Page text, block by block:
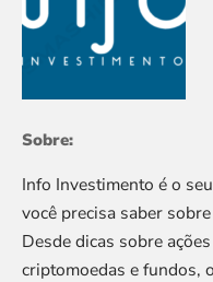
Sobre:
Info Investimento é o
você precisa saber
Desde dicas sobre
criptomoedas e fundos,